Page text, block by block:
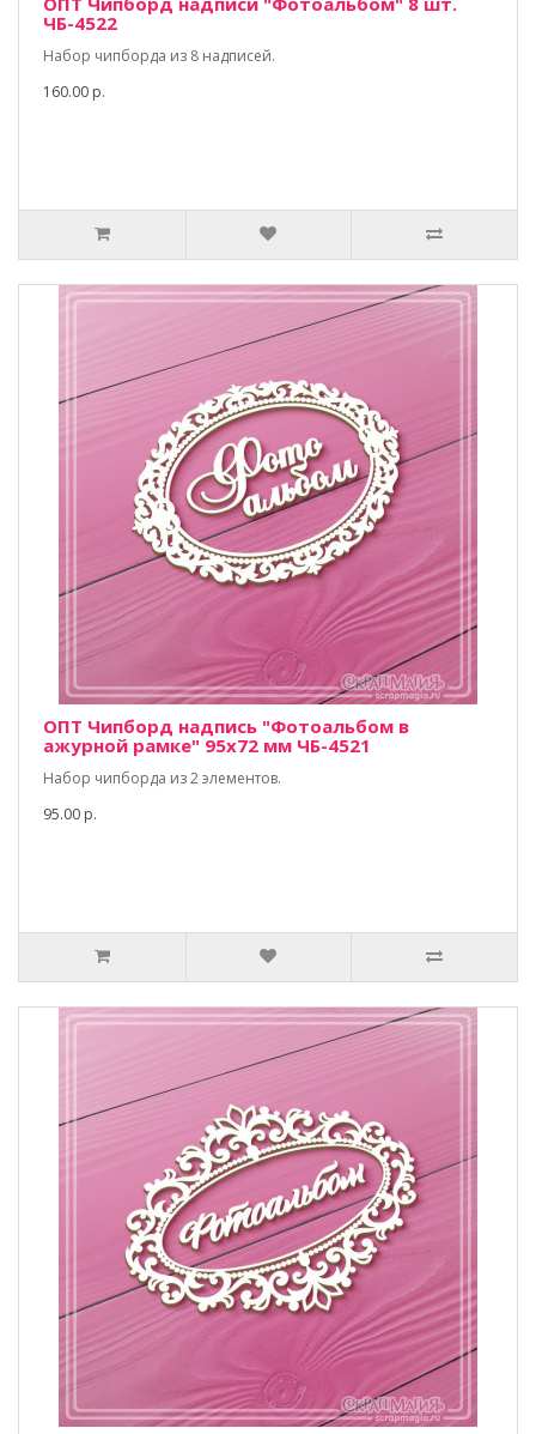
ЧБ-4522
Набор чипборда из 8 надписей.
160.00 р.
ОПТ Чипборд надпись "Фотоальбом в
ажурной рамке" 95х72 мм ЧБ-4521
Набор чипборда из 2 элементов.
95.00 р.